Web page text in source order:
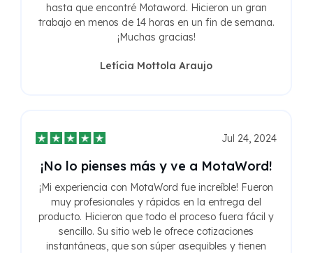
hasta que encontré Motaword. Hicieron un gran
trabajo en menos de 14 horas en un fin de semana.
¡Muchas gracias!
Letícia Mottola Araujo
Jul 24, 2024
¡No lo pienses más y ve a MotaWord!
¡Mi experiencia con MotaWord fue increíble! Fueron
muy profesionales y rápidos en la entrega del
producto. Hicieron que todo el proceso fuera fácil y
sencillo. Su sitio web le ofrece cotizaciones
instantáneas, que son súper asequibles y tienen